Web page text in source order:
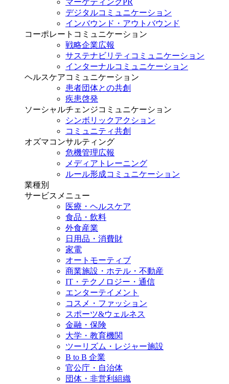
マーケティングPR
デジタルコミュニケーション
インバウンド・アウトバウンド
コーポレートコミュニケーション
戦略企業広報
サステナビリティコミュニケーション
インターナルコミュニケーション
ヘルスケアコミュニケーション
患者団体との共創
疾患啓発
ソーシャルチェンジコミュニケーション
シンボリックアクション
コミュニティ共創
オズマコンサルティング
危機管理広報
メディアトレーニング
ルール形成コミュニケーション
業種別
サービスメニュー
医療・ヘルスケア
食品・飲料
外食産業
日用品・消費財
家電
オートモーティブ
商業施設・ホテル・不動産
IT・テクノロジー・通信
エンターテイメント
コスメ・ファッション
スポーツ&ウェルネス
金融・保険
大学・教育機関
ツーリズム・レジャー施設
B to B 企業
官公庁・自治体
団体・非営利組織